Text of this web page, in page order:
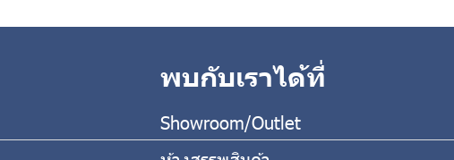
พบกับเราได้ที่
Showroom/Outlet